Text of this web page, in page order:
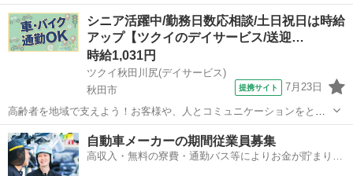
のが大好きな方大歓迎♪ ★☆ 働きやすいメリット多数 ★☆ ＼＼サー
ビス・職種の魅力／／ 送迎業務を通して、お客様から感謝の言葉を直
接いただけたり、信頼関係を...
秋田 秋田市 土崎駅 その他
シニア活躍中/勤務日数応相談/土日祝日は時給
アップ【ツクイのデイサービス/送迎…
時給1,031円
ツクイ秋田川尻(デイサービス)
秋田市
提携サイト 7月23日
高齢者を地域で支えよう！お客様や、人とコミュニケーションをとる
のが大好きな方大歓迎♪ ★☆ 働きやすいメリット多数 ★☆ ＼＼サー
ビス・職種の魅力／／ 送迎業務を通して、お客様から感謝の言葉を直
接いただけたり、信頼関係を...
秋田 秋田市 その他
自動車メーカーの期間従業員募集
高収入・無料の寮費・通勤バス等によりお金が貯まりや